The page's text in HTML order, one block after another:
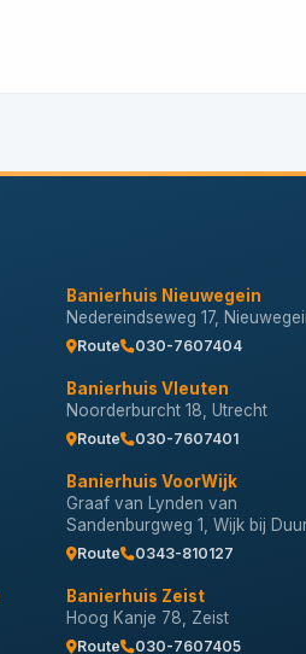
Banierhuis Nieuwegein
Nedereindseweg 17,
Route 030-7607404
Banierhuis Vleuten
Noorderburcht 18, Utrecht
Route 030-7607401
Banierhuis VoorWijk
Graaf van Lynden van
Sandenburgweg 1, Wijk bij
Route 0343-810127
Banierhuis Zeist
Hoog Kanje 78, Zeist
Route 030-7607405